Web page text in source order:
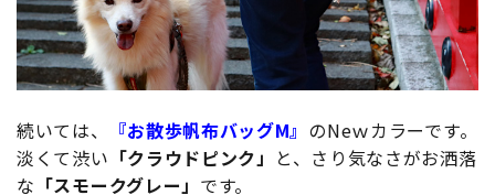
続いては、 『お散歩帆布バッグM』 のNeｗカラーです。
淡くて渋い 「クラウドピンク」 と、さり気なさがお洒落
な 「スモークグレー」 です。